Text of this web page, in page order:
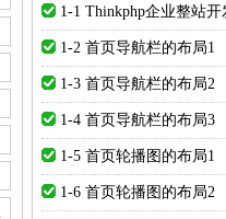
1-1 Thinkphp企业整站
1-2 首页导航栏的布局1
1-3 首页导航栏的布局2
1-4 首页导航栏的布局3
1-5 首页轮播图的布局1
1-6 首页轮播图的布局2